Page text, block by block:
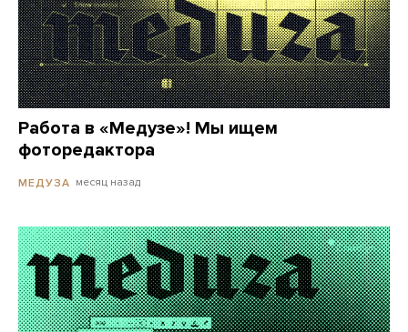
Работа в «Медузе»! Мы ищем
фоторедактора
МЕДУЗА месяц назад